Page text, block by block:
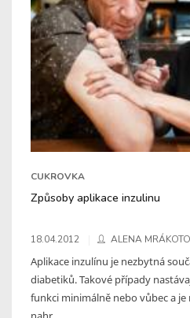
CUKROVKA
Způsoby aplikace inzulinu
18.04.2012 ALENA
Aplikace inzulínu je nezbytná
diabetiků. Takové případy
funkci minimálně nebo vůbec a